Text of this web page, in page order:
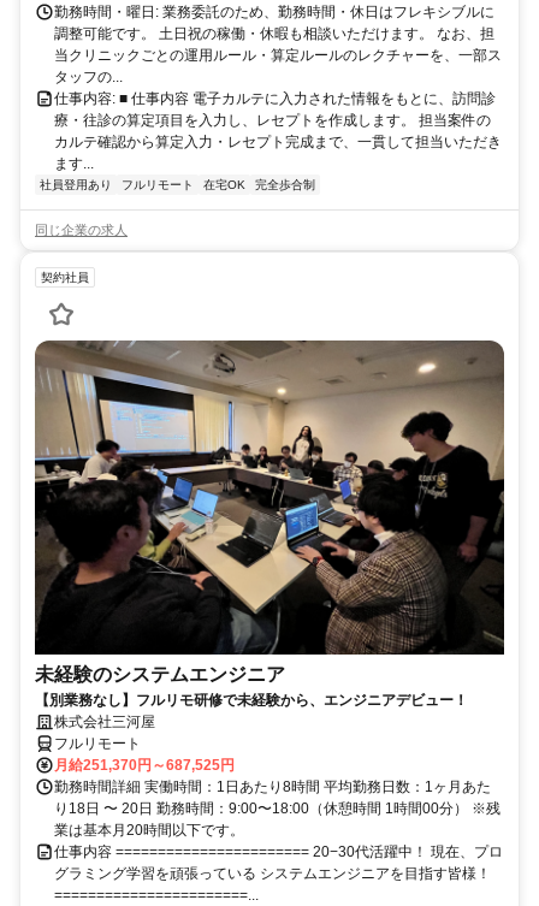
勤務時間・曜日: 業務委託のため、勤務時間・休日はフレキシブルに
調整可能です。 土日祝の稼働・休暇も相談いただけます。 なお、担
当クリニックごとの運用ルール・算定ルールのレクチャーを、一部ス
タッフの...
仕事内容: ■ 仕事内容 電子カルテに入力された情報をもとに、訪問診
療・往診の算定項目を入力し、レセプトを作成します。 担当案件の
カルテ確認から算定入力・レセプト完成まで、一貫して担当いただき
ます...
社員登用あり フルリモート 在宅OK 完全歩合制
同じ企業の求人
契約社員
未経験のシステムエンジニア
【別業務なし】フルリモ研修で未経験から、エンジニアデビュー！
株式会社三河屋
フルリモート
月給251,370円～687,525円
勤務時間詳細 実働時間：1日あたり8時間 平均勤務日数：1ヶ月あた
り18日 〜 20日 勤務時間：9:00〜18:00（休憩時間 1時間00分） ※残
業は基本月20時間以下です。
仕事内容 ======================= 20−30代活躍中！ 現在、プロ
グラミング学習を頑張っている システムエンジニアを目指す皆様！
=======================...